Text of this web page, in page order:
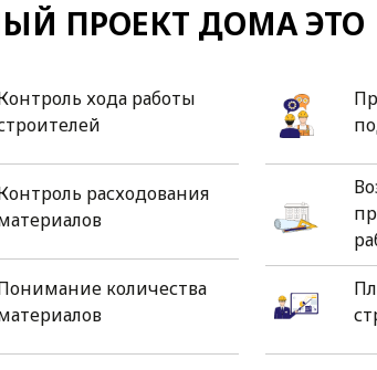
ПРОЕКТ ДОМА ЭТО
хода работы
расходования
количества